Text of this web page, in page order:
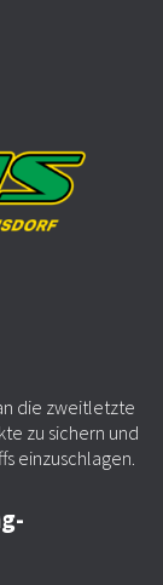
die zweitletzte
zu sichern und
einzuschlagen.